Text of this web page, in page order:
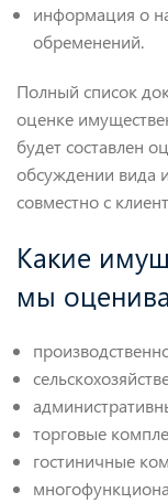
информация о
обременений.
Полный список
оценке
будет составлен
обсуждении вида
совместно с
Какие
мы
торговые
гостиничные